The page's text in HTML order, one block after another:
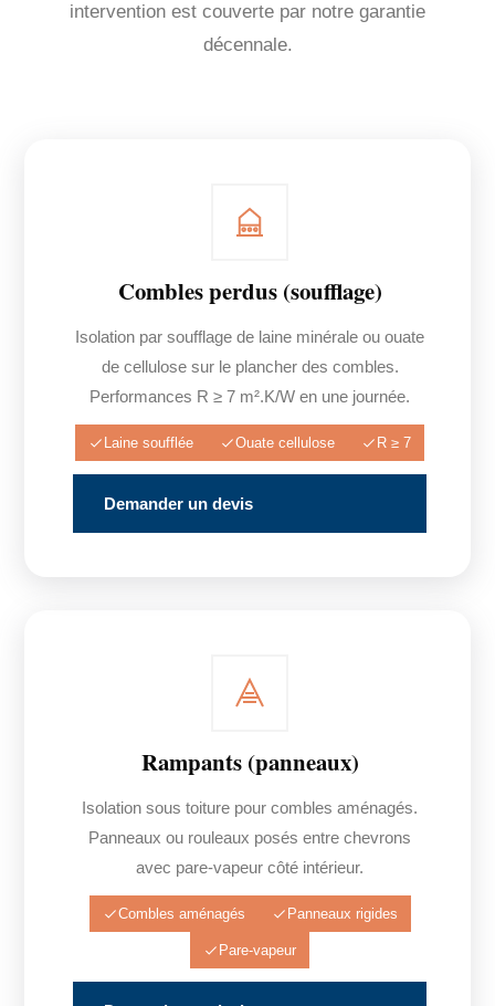
intervention est couverte par notre garantie
décennale.
Combles perdus (soufflage)
Isolation par soufflage de laine minérale ou ouate
de cellulose sur le plancher des combles.
Performances R ≥ 7 m².K/W en une journée.
Laine soufflée Ouate cellulose R ≥ 7
Demander un devis
Rampants (panneaux)
Isolation sous toiture pour combles aménagés.
Panneaux ou rouleaux posés entre chevrons
avec pare-vapeur côté intérieur.
Combles aménagés Panneaux rigides
Pare-vapeur